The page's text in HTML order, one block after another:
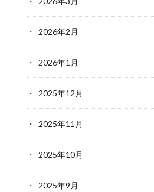
2026年2月
2026年1月
2025年12月
2025年11月
2025年10月
2025年9月